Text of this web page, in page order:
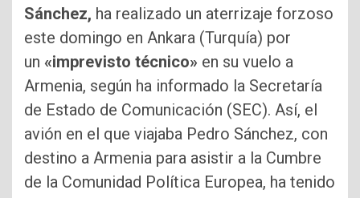
Sánchez, ha realizado un aterrizaje forzoso
este domingo en Ankara (Turquía) por
un «imprevisto técnico» en su vuelo a
Armenia, según ha informado la Secretaría
de Estado de Comunicación (SEC). Así, el
avión en el que viajaba Pedro Sánchez, con
destino a Armenia para asistir a la Cumbre
de la Comunidad Política Europea, ha tenido